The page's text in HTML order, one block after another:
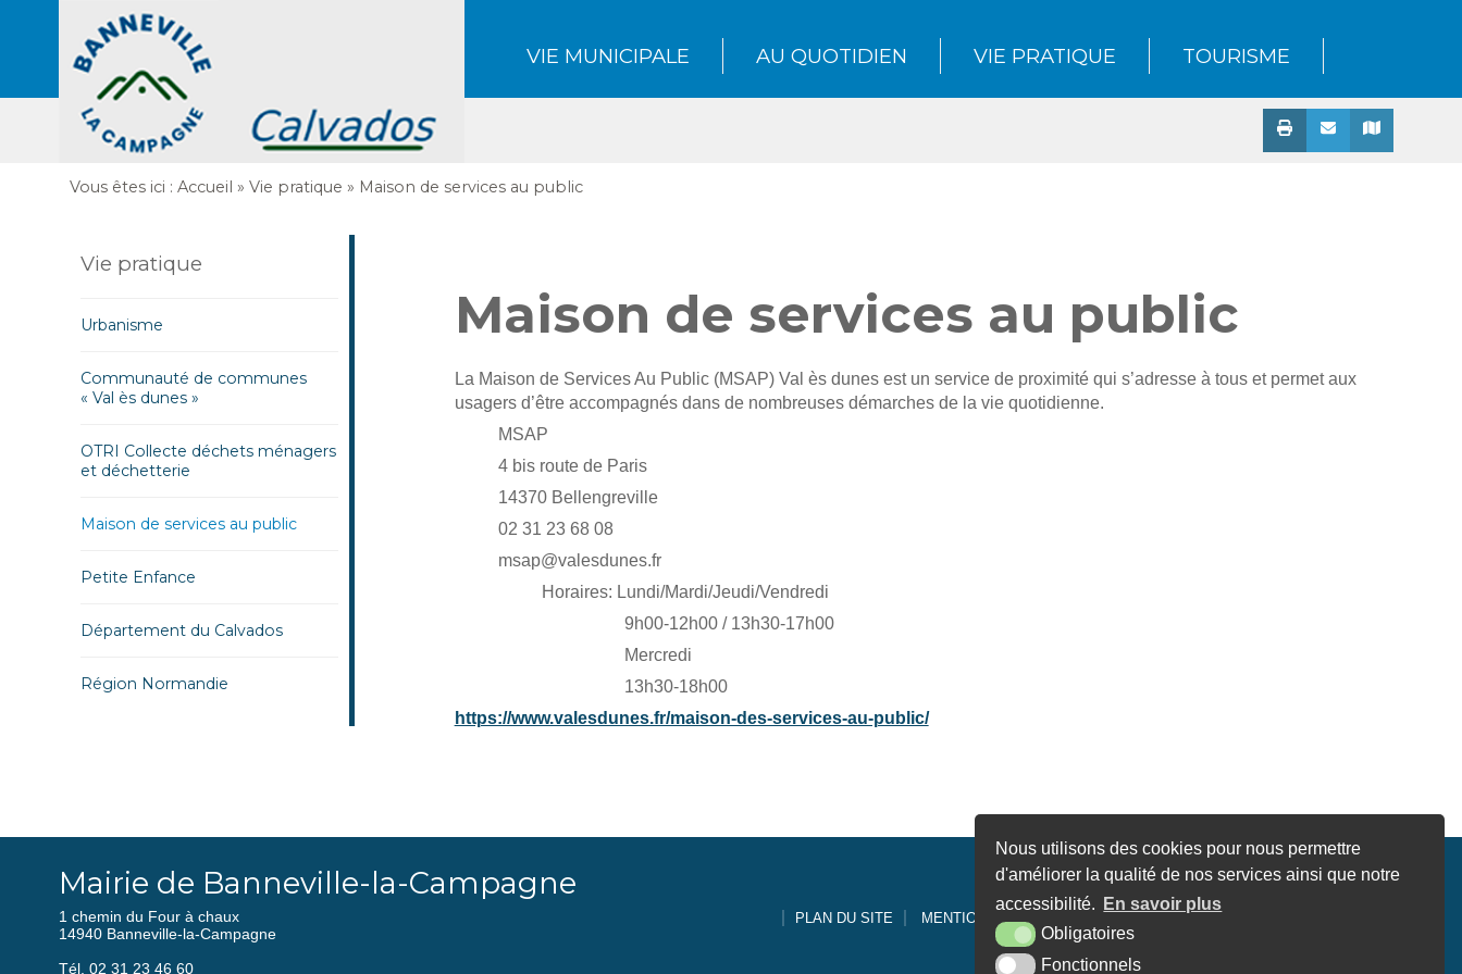
Nous utilisons des cookies pour nous permettre
d'améliorer la qualité de nos services ainsi que notre
accessibilité.
En savoir plus
Obligatoires
Fonctionnels
VIE MUNICIPALE AU QUOTIDIEN VIE PRATIQUE TOURISME
Vous êtes ici : Accueil » Vie pratique » Maison de services au public
Vie pratique
Urbanisme
Communauté de communes
« Val ès dunes »
OTRI Collecte déchets ménagers
et déchetterie
Maison de services au public
Petite Enfance
Département du Calvados
Région Normandie
Maison de services au public
La Maison de Services Au Public (MSAP) Val ès dunes est un service de proximité qui s’adresse à tous et permet aux
usagers d’être accompagnés dans de nombreuses démarches de la vie quotidienne.
MSAP
4 bis route de Paris
14370 Bellengreville
02 31 23 68 08
msap@valesdunes.fr
Horaires: Lundi/Mardi/Jeudi/Vendredi
9h00-12h00 / 13h30-17h00
Mercredi
13h30-18h00
https://www.valesdunes.fr/maison-des-services-au-public/
Mairie de Banneville-la-Campagne
1 chemin du Four à chaux
14940 Banneville-la-Campagne
Tél. 02 31 23 46 60
PLAN DU SITE MENTIONS LÉGALES ACCESSIBILITÉ